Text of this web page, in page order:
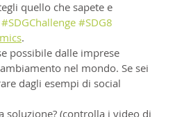
quello che sapete e
#SDGChallenge #SDG8
.
possibile dalle imprese
nel mondo. Se sei
dagli esempi di social
soluzione? (controlla i video di